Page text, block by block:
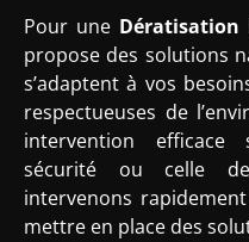
Pour une Dératisation
propose des solutions
s’adaptent à vos
respectueuses de
intervention efficace
sécurité ou celle
intervenons
mettre en place des